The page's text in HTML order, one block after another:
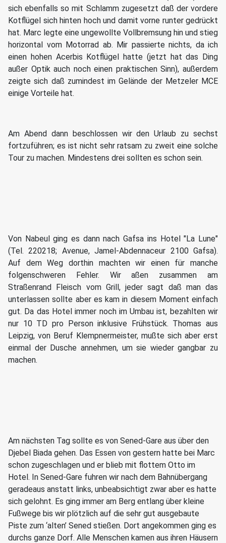
sich ebenfalls so mit Schlamm zugesetzt daß der vordere
Kotflügel sich hinten hoch und damit vorne runter gedrückt
hat. Marc legte eine ungewollte Vollbremsung hin und stieg
horizontal vom Motorrad ab. Mir passierte nichts, da ich
einen hohen Acerbis Kotflügel hatte (jetzt hat das Ding
außer Optik auch noch einen praktischen Sinn), außerdem
zeigte sich daß zumindest im Gelände der Metzeler MCE
einige Vorteile hat.
Am Abend dann beschlossen wir den Urlaub zu sechst
fortzuführen; es ist nicht sehr ratsam zu zweit eine solche
Tour zu machen. Mindestens drei sollten es schon sein.
Von Nabeul ging es dann nach Gafsa ins Hotel "La Lune"
(Tel. 220218; Avenue, Jamel-Abdennaceur 2100 Gafsa).
Auf dem Weg dorthin machten wir einen für manche
folgenschweren Fehler. Wir aßen zusammen am
Straßenrand Fleisch vom Grill, jeder sagt daß man das
unterlassen sollte aber es kam in diesem Moment einfach
gut. Da das Hotel immer noch im Umbau ist, bezahlten wir
nur 10 TD pro Person inklusive Frühstück. Thomas aus
Leipzig, von Beruf Klempnermeister, mußte sich aber erst
einmal der Dusche annehmen, um sie wieder gangbar zu
machen.
Am nächsten Tag sollte es von Sened-Gare aus über den
Djebel Biada gehen. Das Essen von gestern hatte bei Marc
schon zugeschlagen und er blieb mit flottem Otto im
Hotel. In Sened-Gare fuhren wir nach dem Bahnübergang
geradeaus anstatt links, unbeabsichtigt zwar aber es hatte
sich gelohnt. Es ging immer am Berg entlang über kleine
Fußwege bis wir plötzlich auf die sehr gut ausgebaute
Piste zum ‘alten’ Sened stießen. Dort angekommen ging es
durchs ganze Dorf. Alle Menschen kamen aus ihren Häusern